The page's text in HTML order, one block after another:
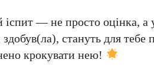
— не просто оцінка, а
здобув(ла), стануть для
крокувати нею!